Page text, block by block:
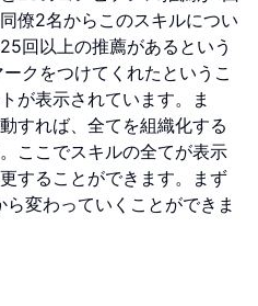
僚2名からこのスキルについ
回以上の推薦があるという
クをつけてくれたというこ
が表示されています。ま
すれば、全てを組織化する
ここでスキルの全てが表示
することができます。まず
変わっていくことができま